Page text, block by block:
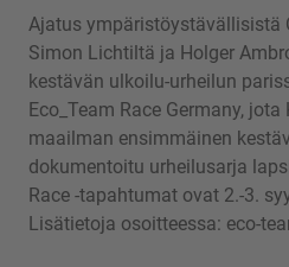
Ajatus ympäristöystävällisistä
Simon Lichtiltä ja Holger
kestävän ulkoilu-urheilun
Eco_Team Race Germany, jota
maailman ensimmäinen
dokumentoitu urheilusarja
Race -tapahtumat ovat 2.-3.
Lisätietoja osoitteessa: eco-